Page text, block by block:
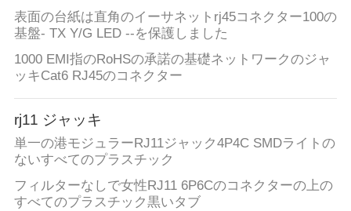
い
引
用
を
要
求
表面の台紙は直角のイーサネットrj45コネクター100の
基盤- TX Y/G LED --を保護しました
1000 EMI指のRoHSの承諾の基礎ネットワークのジャ
ッキCat6 RJ45のコネクター
rj11 ジャッキ
単一の港モジュラーRJ11ジャック4P4C SMDライトの
ないすべてのプラスチック
フィルターなしで女性RJ11 6P6Cのコネクターの上の
すべてのプラスチック黒いタブ